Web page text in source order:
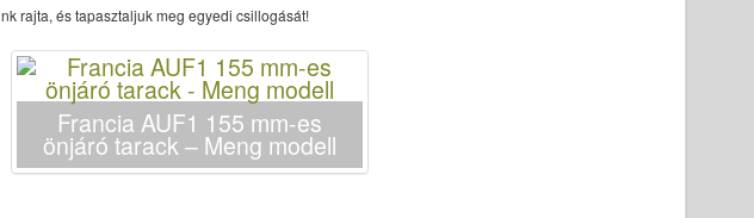
rajta, és tapasztaljuk meg egyedi csillogását!
Francia AUF1 155 mm-es
önjáró tarack – Meng modell